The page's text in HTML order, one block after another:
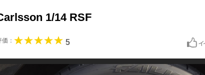
1/14 RSF
価： 5